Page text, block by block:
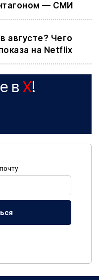
— СМИ
августе? Чего
на Netflix
в X!